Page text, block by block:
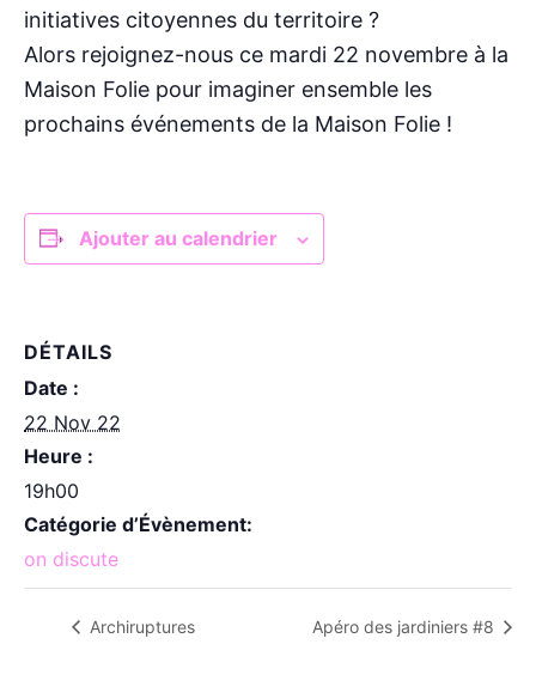
initiatives citoyennes du territoire ?
Alors rejoignez-nous ce mardi 22 novembre à la
Maison Folie pour imaginer ensemble les
prochains événements de la Maison Folie !
Ajouter au calendrier
DÉTAILS
Date :
22 Nov 22
Heure :
19h00
Catégorie d’Évènement:
on discute
Archiruptures Apéro des jardiniers #8